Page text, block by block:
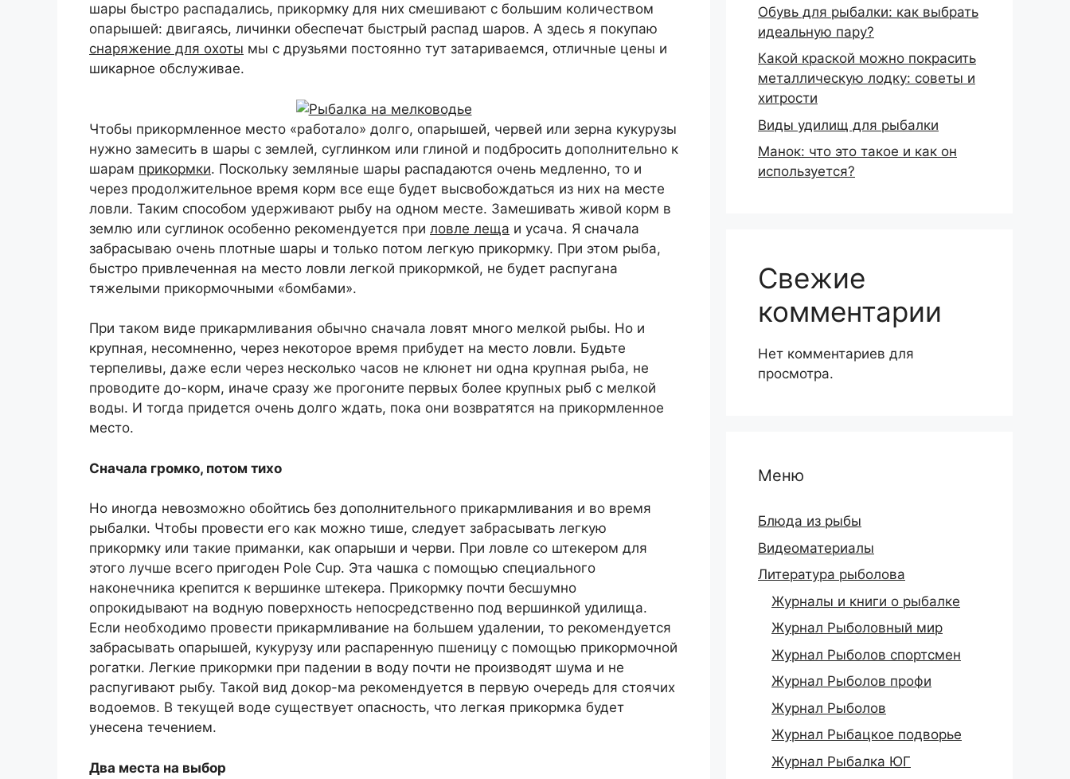
шары быстро распадались, прикормку для них смешивают с большим количеством
опарышей: двигаясь, личинки обеспечат быстрый распад шаров. А здесь я покупаю
снаряжение для охоты мы с друзьями постоянно тут затариваемся, отличные цены и
шикарное обслуживае.
Чтобы прикормленное место «работало» долго, опарышей, червей или зерна кукурузы
нужно замесить в шары с землей, суглинком или глиной и подбросить дополнительно к
шарам прикормки. Поскольку земляные шары распадаются очень медленно, то и
через продолжительное время корм все еще будет высвобождаться из них на месте
ловли. Таким способом удерживают рыбу на одном месте. Замешивать живой корм в
землю или суглинок особенно рекомендуется при ловле леща и усача. Я сначала
забрасываю очень плотные шары и только потом легкую прикормку. При этом рыба,
быстро привлеченная на место ловли легкой прикормкой, не будет распугана
тяжелыми прикормочными «бомбами».
При таком виде прикармливания обычно сначала ловят много мелкой рыбы. Но и
крупная, несомненно, через некоторое время прибудет на место ловли. Будьте
терпеливы, даже если через несколько часов не клюнет ни одна крупная рыба, не
проводите до-корм, иначе сразу же прогоните первых более крупных рыб с мелкой
воды. И тогда придется очень долго ждать, пока они возвратятся на прикормленное
место.
Сначала громко, потом тихо
Но иногда невозможно обойтись без дополнительного прикармливания и во время
рыбалки. Чтобы провести его как можно тише, следует забрасывать легкую
прикормку или такие приманки, как опарыши и черви. При ловле со штекером для
этого лучше всего пригоден Pole Cup. Эта чашка с помощью специального
наконечника крепится к вершинке штекера. Прикормку почти бесшумно
опрокидывают на водную поверхность непосредственно под вершинкой удилища.
Если необходимо провести прикармливание на большем удалении, то рекомендуется
забрасывать опарышей, кукурузу или распаренную пшеницу с помощью прикормочной
рогатки. Легкие прикормки при падении в воду почти не производят шума и не
распугивают рыбу. Такой вид докор-ма рекомендуется в первую очередь для стоячих
водоемов. В текущей воде существует опасность, что легкая прикормка будет
унесена течением.
Два места на выбор
Обувь для рыбалки: как выбрать
идеальную пару?
Какой краской можно покрасить
металлическую лодку: советы и
хитрости
Виды удилищ для рыбалки
Манок: что это такое и как он
используется?
Свежие
комментарии
Нет комментариев для
просмотра.
Меню
Блюда из рыбы
Видеоматериалы
Литература рыболова
Журналы и книги о рыбалке
Журнал Рыболовный мир
Журнал Рыболов спортсмен
Журнал Рыболов профи
Журнал Рыболов
Журнал Рыбацкое подворье
Журнал Рыбалка ЮГ